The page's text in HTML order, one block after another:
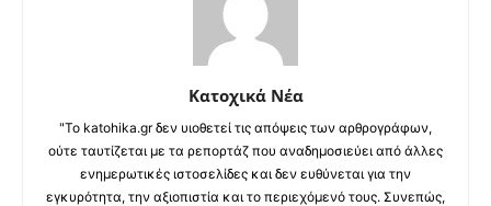
Κατοχικά Νέα
"Το katohika.gr δεν υιοθετεί τις απόψεις των αρθρογράφων,
ούτε ταυτίζεται με τα ρεπορτάζ που αναδημοσιεύει από άλλες
ενημερωτικές ιστοσελίδες και δεν ευθύνεται για την
εγκυρότητα, την αξιοπιστία και το περιεχόμενό τους. Συνεπώς,